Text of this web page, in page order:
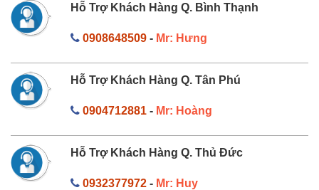
Hỗ Trợ Khách Hàng Q. Bình Thạnh
0908648509- Mr: Hưng
Hỗ Trợ Khách Hàng Q. Tân Phú
0904712881- Mr: Hoàng
Hỗ Trợ Khách Hàng Q. Thủ Đức
0932377972- Mr: Huy